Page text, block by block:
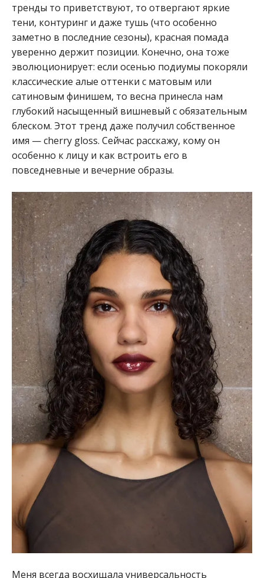
тренды то приветствуют, то отвергают яркие
тени, контуринг и даже тушь (что особенно
заметно в последние сезоны), красная помада
уверенно держит позиции. Конечно, она тоже
эволюционирует: если осенью подиумы покоряли
классические алые оттенки с матовым или
сатиновым финишем, то весна принесла нам
глубокий насыщенный вишневый с обязательным
блеском. Этот тренд даже получил собственное
имя — cherry gloss. Сейчас расскажу, кому он
особенно к лицу и как встроить его в
повседневные и вечерние образы.
Меня всегда восхищала универсальность